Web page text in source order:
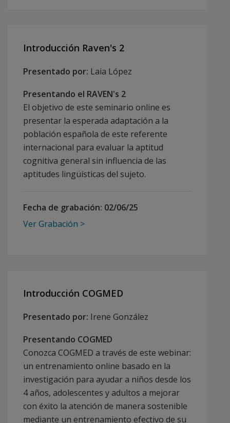
Introducción Raven's 2
Presentado por: Laia López
Presentando el RAVEN's 2
El objetivo de este seminario online es
presentar la esperada adaptación a la
población española de este referente
internacional para evaluar la aptitud
cognitiva general sin influencia de las
aptitudes lingüísticas del sujeto.
Fecha de grabación: 02/06/25
Ver Grabación
Introducción COGMED
Presentado por: Irene González
Presentando COGMED
Conozca COGMED a través de este webinar:
un entrenamiento online basado en la
investigación para ayudar a niños desde los
4 años, adolescentes y adultos a mejorar
con éxito la atención de manera sostenible
mediante un entrenamiento efectivo de su